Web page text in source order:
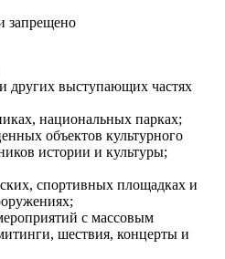
запрещено
других выступающих частях
национальных парках;
объектов культурного
истории и культуры;
спортивных площадках и
с массовым
шествия, концерты и